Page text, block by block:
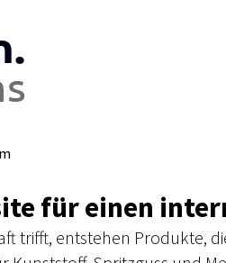
für einen
trifft, entstehen